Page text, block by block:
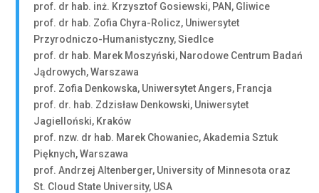
prof. dr hab. inż. Krzysztof Gosiewski, PAN, Gliwice
prof. dr hab. Zofia Chyra-Rolicz, Uniwersytet
Przyrodniczo-Humanistyczny, Siedlce
prof. dr hab. Marek Moszyński, Narodowe Centrum Badań
Jądrowych, Warszawa
prof. Zofia Denkowska, Uniwersytet Angers, Francja
prof. dr. hab. Zdzisław Denkowski, Uniwersytet
Jagielloński, Kraków
prof. nzw. dr hab. Marek Chowaniec, Akademia Sztuk
Pięknych, Warszawa
prof. Andrzej Altenberger, University of Minnesota oraz
St. Cloud State University, USA